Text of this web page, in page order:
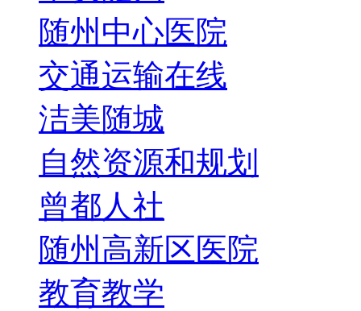
随州中心医院
交通运输在线
洁美随城
自然资源和规划
曾都人社
随州高新区医院
教育教学